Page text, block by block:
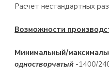
Расчет нестандартных
Возможности
Минимальный/
одностворчатый -1400/